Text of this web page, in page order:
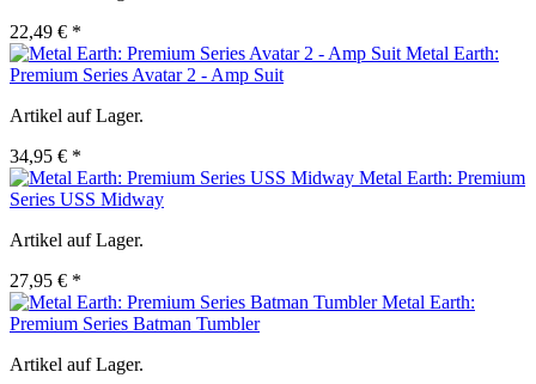
22,49 € *
Metal Earth:
Premium Series Avatar 2 - Amp Suit
Artikel auf Lager.
34,95 € *
Metal Earth: Premium
Series USS Midway
Artikel auf Lager.
27,95 € *
Metal Earth:
Premium Series Batman Tumbler
Artikel auf Lager.